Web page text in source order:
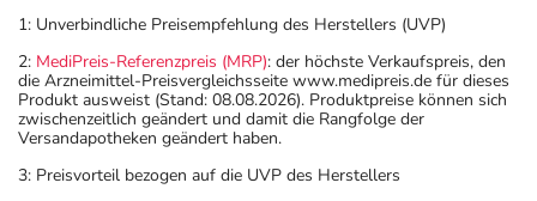
1: Unverbindliche Preisempfehlung des Herstellers (UVP)
2: MediPreis-Referenzpreis (MRP): der höchste Verkaufspreis, den
die Arzneimittel-Preisvergleichsseite www.medipreis.de für dieses
Produkt ausweist (Stand: 08.08.2026). Produktpreise können sich
zwischenzeitlich geändert und damit die Rangfolge der
Versandapotheken geändert haben.
3: Preisvorteil bezogen auf die UVP des Herstellers